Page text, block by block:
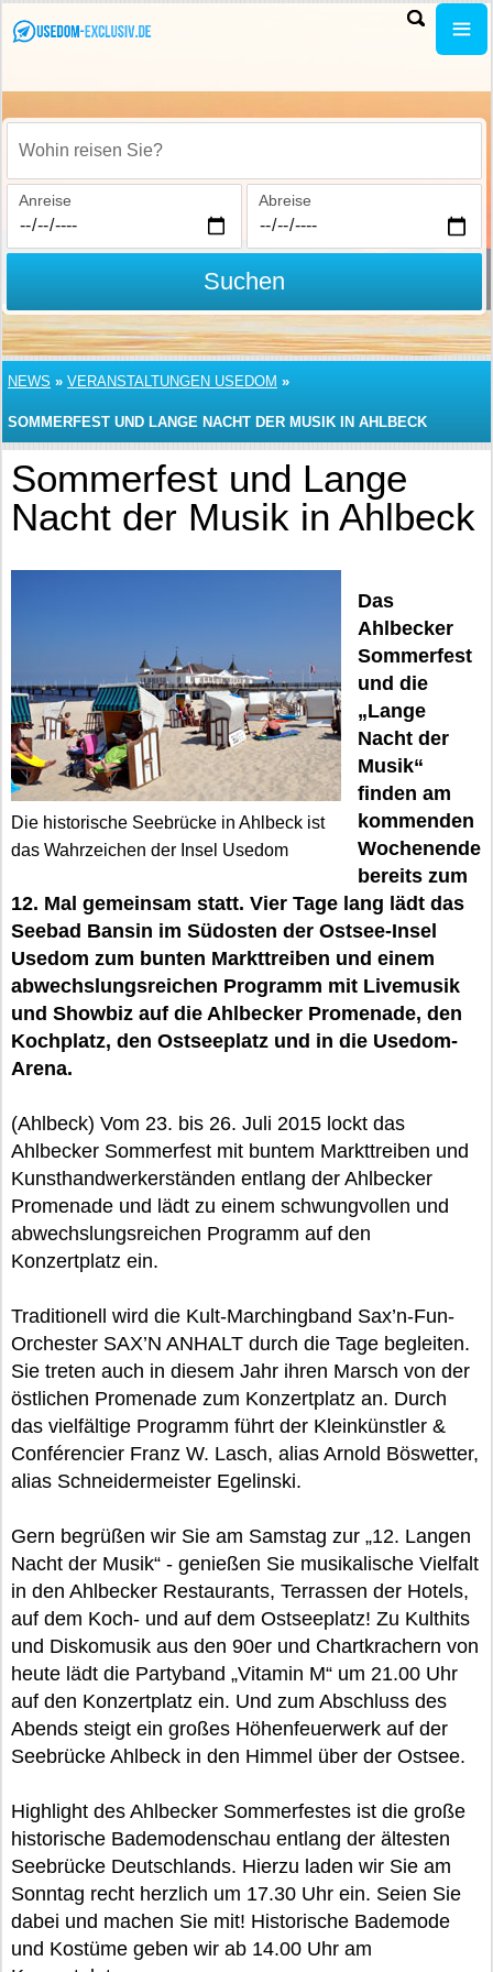
Wohin reisen Sie?
Anreise Abreise
Suchen
NEWS » VERANSTALTUNGEN USEDOM »
SOMMERFEST UND LANGE NACHT DER MUSIK IN AHLBECK
Sommerfest und Lange
Nacht der Musik in Ahlbeck
Die historische Seebrücke in Ahlbeck ist
das Wahrzeichen der Insel Usedom
Das
Ahlbecker
Sommerfest
und die
„Lange
Nacht der
Musik“
finden am
kommenden
Wochenende
bereits zum
12. Mal gemeinsam statt. Vier Tage lang lädt das
Seebad Bansin im Südosten der Ostsee-Insel
Usedom zum bunten Markttreiben und einem
abwechslungsreichen Programm mit Livemusik
und Showbiz auf die Ahlbecker Promenade, den
Kochplatz, den Ostseeplatz und in die Usedom-
Arena.
(Ahlbeck) Vom 23. bis 26. Juli 2015 lockt das
Ahlbecker Sommerfest mit buntem Markttreiben und
Kunsthandwerkerständen entlang der Ahlbecker
Promenade und lädt zu einem schwungvollen und
abwechslungsreichen Programm auf den
Konzertplatz ein.
Traditionell wird die Kult-Marchingband Sax’n-Fun-
Orchester SAX’N ANHALT durch die Tage begleiten.
Sie treten auch in diesem Jahr ihren Marsch von der
östlichen Promenade zum Konzertplatz an. Durch
das vielfältige Programm führt der Kleinkünstler &
Conférencier Franz W. Lasch, alias Arnold Böswetter,
alias Schneidermeister Egelinski.
Gern begrüßen wir Sie am Samstag zur „12. Langen
Nacht der Musik“ - genießen Sie musikalische Vielfalt
in den Ahlbecker Restaurants, Terrassen der Hotels,
auf dem Koch- und auf dem Ostseeplatz! Zu Kulthits
und Diskomusik aus den 90er und Chartkrachern von
heute lädt die Partyband „Vitamin M“ um 21.00 Uhr
auf den Konzertplatz ein. Und zum Abschluss des
Abends steigt ein großes Höhenfeuerwerk auf der
Seebrücke Ahlbeck in den Himmel über der Ostsee.
Highlight des Ahlbecker Sommerfestes ist die große
historische Bademodenschau entlang der ältesten
Seebrücke Deutschlands. Hierzu laden wir Sie am
Sonntag recht herzlich um 17.30 Uhr ein. Seien Sie
dabei und machen Sie mit! Historische Bademode
und Kostüme geben wir ab 14.00 Uhr am